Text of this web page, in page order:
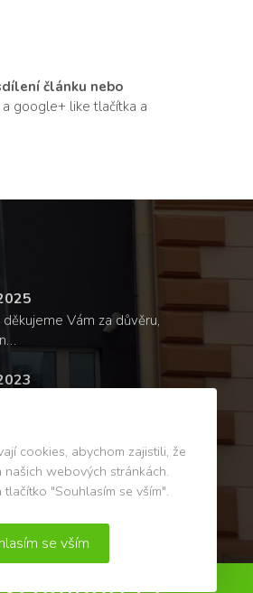
článku nebo
google+ like tlačítka a
děkujeme Vám za důvěru,
cookies, abychom zajistili, že
webových stránkách.
"Souhlasím se vším".
se vším